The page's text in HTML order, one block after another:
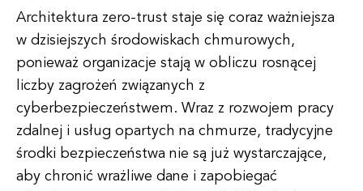
Architektura zero-trust staje się coraz ważniejsza
w dzisiejszych środowiskach chmurowych,
ponieważ organizacje stają w obliczu rosnącej
liczby zagrożeń związanych z
cyberbezpieczeństwem. Wraz z rozwojem pracy
zdalnej i usług opartych na chmurze, tradycyjne
środki bezpieczeństwa nie są już wystarczające,
aby chronić wrażliwe dane i zapobiegać